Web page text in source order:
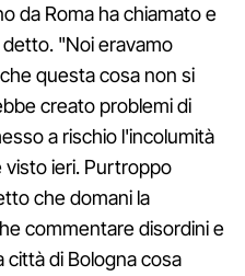
da Roma ha chiamato e
"Noi eravamo
questa cosa non si
creato problemi di
a rischio l'incolumità
ieri. Purtroppo
che domani la
commentare disordini e
città di Bologna cosa